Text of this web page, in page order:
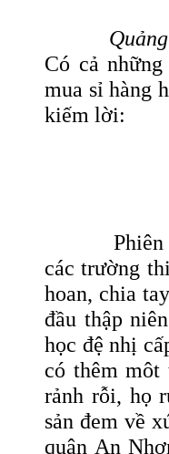
Có cả
mua sỉ hàng
kiếm lời:
Phiên chợ
các trường
hoan, chia
đầu thập
học đệ nhị
có thêm môt
rảnh rỗi, họ
sản đem về
quận An